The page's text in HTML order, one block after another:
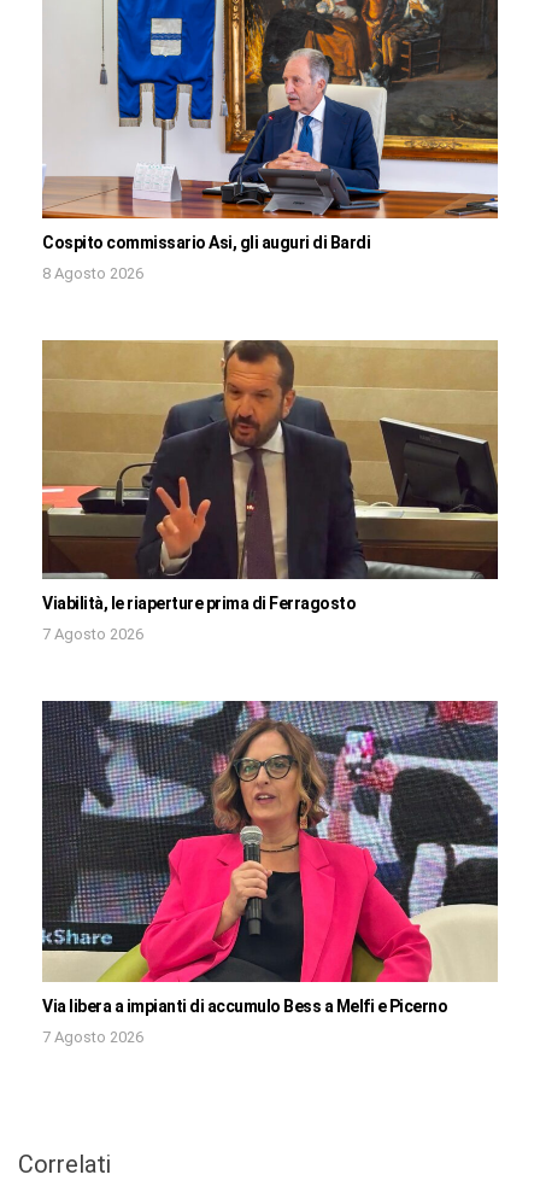
Cospito commissario Asi, gli auguri di Bardi
8 Agosto 2026
Viabilità, le riaperture prima di Ferragosto
7 Agosto 2026
Via libera a impianti di accumulo Bess a Melfi e Picerno
7 Agosto 2026
Correlati